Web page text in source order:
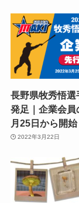
長野県牧秀悟選
発足｜企業会員
月25日から開始
2022年3月22日